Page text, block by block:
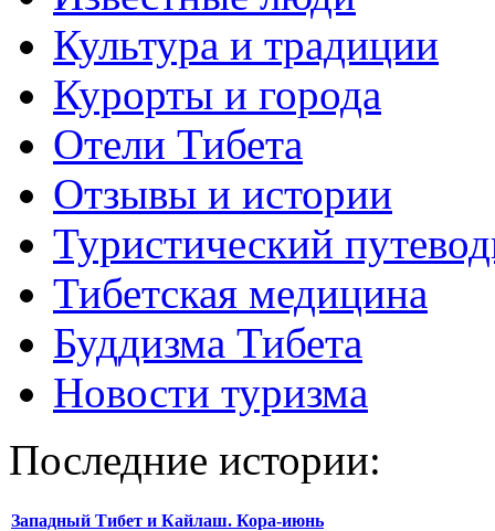
Культура и традиции
Курорты и города
Отели Тибета
Отзывы и истории
Туристический
Тибетская медицина
Буддизма Тибета
Новости туризма
Последние истории:
Западный Тибет и Кайлаш. Кора-июнь